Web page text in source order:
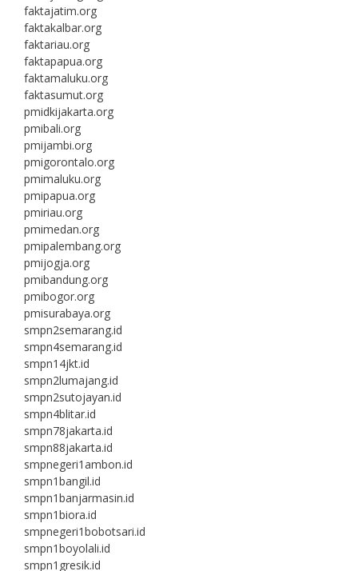
faktajatim.org
faktakalbar.org
faktariau.org
faktapapua.org
faktamaluku.org
faktasumut.org
pmidkijakarta.org
pmibali.org
pmijambi.org
pmigorontalo.org
pmimaluku.org
pmipapua.org
pmiriau.org
pmimedan.org
pmipalembang.org
pmijogja.org
pmibandung.org
pmibogor.org
pmisurabaya.org
smpn2semarang.id
smpn4semarang.id
smpn14jkt.id
smpn2lumajang.id
smpn2sutojayan.id
smpn4blitar.id
smpn78jakarta.id
smpn88jakarta.id
smpnegeri1ambon.id
smpn1bangil.id
smpn1banjarmasin.id
smpn1biora.id
smpnegeri1bobotsari.id
smpn1boyolali.id
smpn1gresik.id